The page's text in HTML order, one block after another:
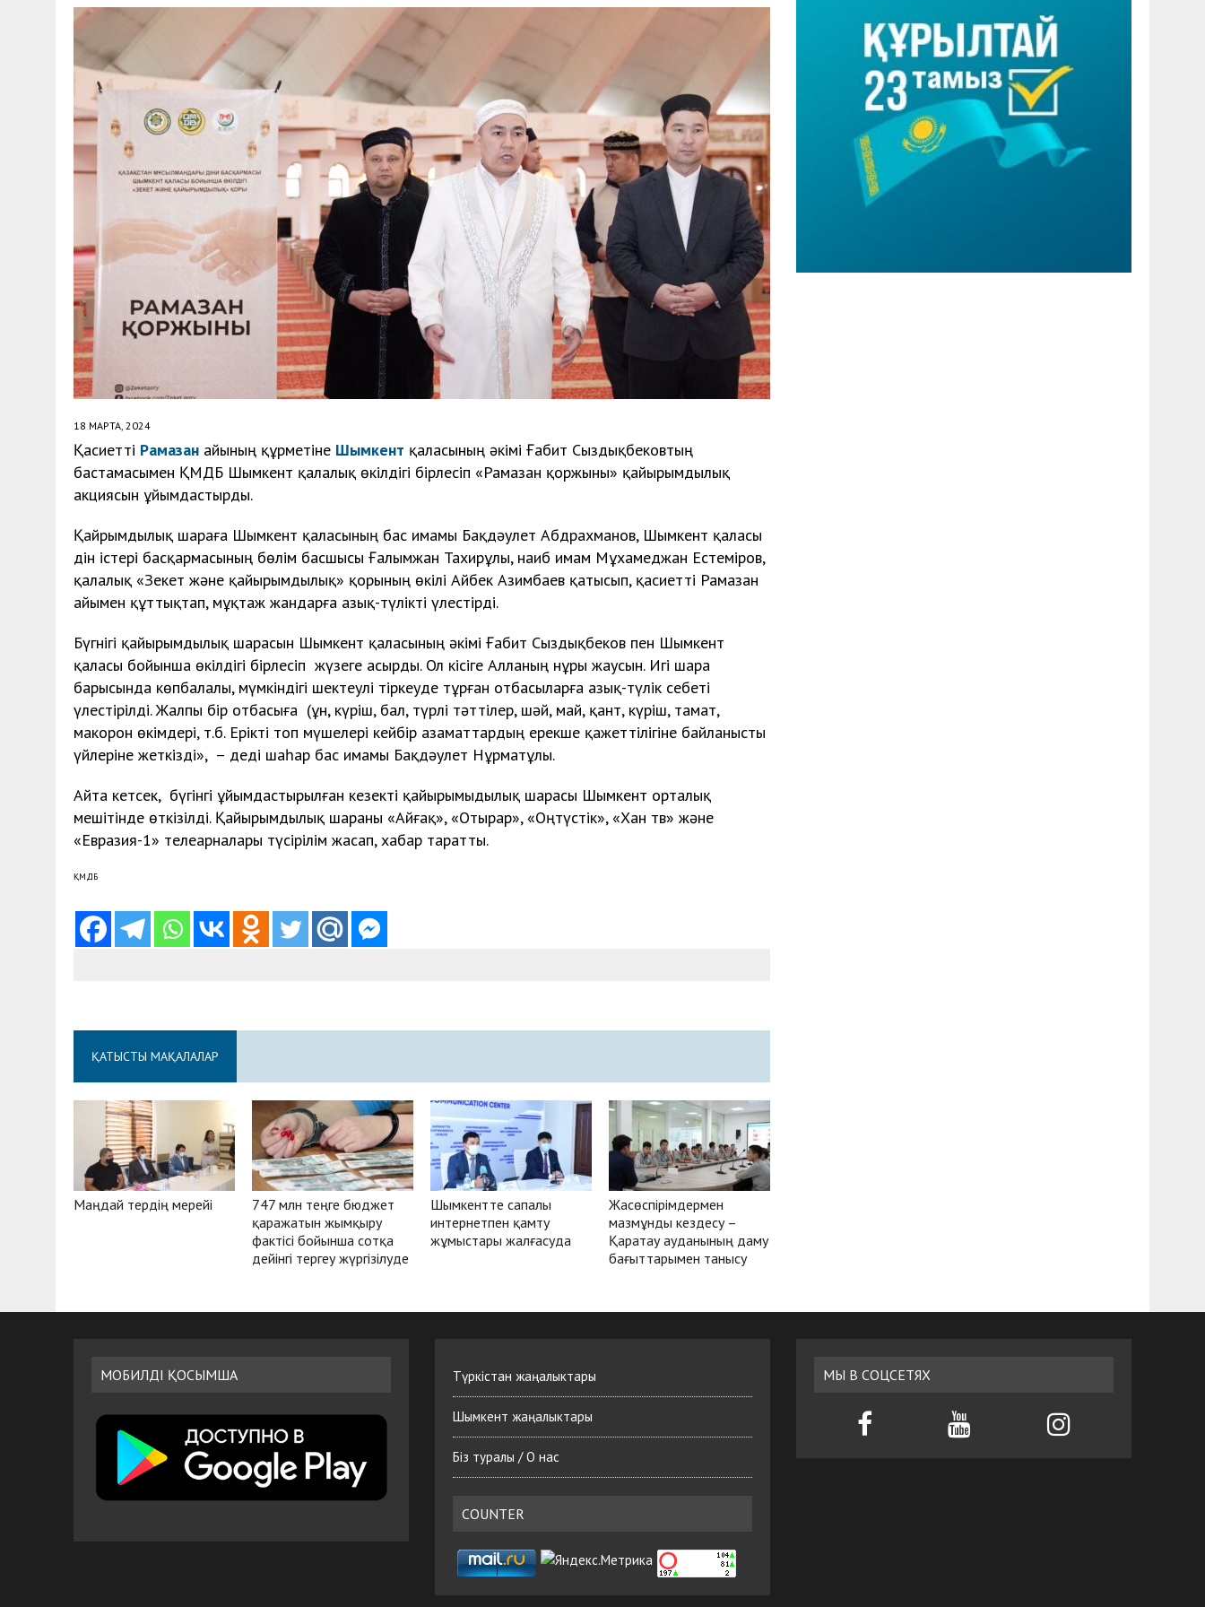
30 МАЯ, 2026 ТҮСІНДІРУ ЖҰМЫСТАРЫ ЖҮРГІЗІЛДІ
18 МАРТА, 2024
Қасиетті Рамазан айының құрметіне Шымкент қаласының әкімі Ғабит Сыздықбековтың
бастамасымен ҚМДБ Шымкент қалалық өкілдігі бірлесіп «Рамазан қоржыны» қайырымдылық
акциясын ұйымдастырды.
Қайрымдылық шараға Шымкент қаласының бас имамы Бақдәулет Абдрахманов, Шымкент қаласы
дін істері басқармасының бөлім басшысы Ғалымжан Тахирұлы, наиб имам Мұхамеджан Естеміров,
қалалық «Зекет және қайырымдылық» қорының өкілі Айбек Азимбаев қатысып, қасиетті Рамазан
айымен құттықтап, мұқтаж жандарға азық-түлікті үлестірді.
Бүгнігі қайырымдылық шарасын Шымкент қаласының әкімі Ғабит Сыздықбеков пен Шымкент
қаласы бойынша өкілдігі бірлесіп жүзеге асырды. Ол кісіге Алланың нұры жаусын. Игі шара
барысында көпбалалы, мүмкіндігі шектеулі тіркеуде тұрған отбасыларға азық-түлік себеті
үлестірілді. Жалпы бір отбасыға (ұн, күріш, бал, түрлі тәттілер, шәй, май, қант, күріш, тамат,
макорон өкімдері, т.б. Ерікті топ мүшелері кейбір азаматтардың ерекше қажеттілігіне байланысты
үйлеріне жеткізді», – деді шаһар бас имамы Бақдәулет Нұрматұлы.
Айта кетсек, бүгінгі ұйымдастырылған кезекті қайырымыдылық шарасы Шымкент орталық
мешітінде өткізілді. Қайырымдылық шараны «Айғақ», «Отырар», «Оңтүстік», «Хан тв» және
«Евразия-1» телеарналары түсірілім жасап, хабар таратты.
ҚМДБ
ҚАТЫСТЫ МАҚАЛАЛАР
Маңдай тердің мерейі
747 млн теңге бюджет
қаражатын жымқыру
фактісі бойынша сотқа
дейінгі тергеу жүргізілуде
Шымкентте сапалы
интернетпен қамту
жұмыстары жалғасуда
Жасөспірімдермен
мазмұнды кездесу –
Қаратау ауданының даму
бағыттарымен танысу
МОБИЛДІ ҚОСЫМША Түркістан жаңалыктары
Шымкент жаңалыктары
Біз туралы / О нас
COUNTER
МЫ В СОЦСЕТЯХ